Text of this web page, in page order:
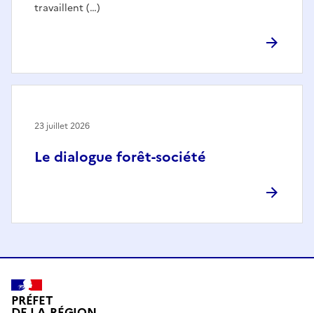
travaillent (…)
Le dialogue forêt-société
23 juillet 2026
PRÉFET